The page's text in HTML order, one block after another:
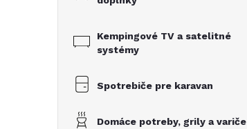
Kempingové TV a satelitné
systémy
Spotrebiče pre karavan
Domáce potreby, grily a variče